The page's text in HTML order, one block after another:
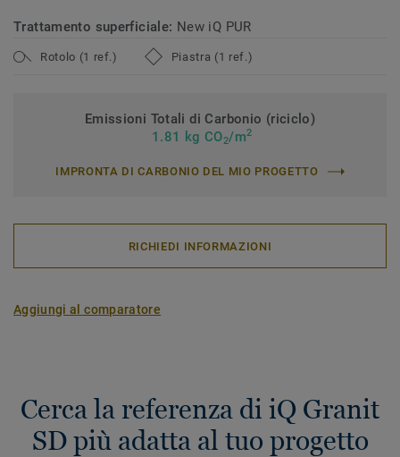
Trattamento superficiale: New iQ PUR
Rotolo (1 ref.) Piastra (1 ref.)
Emissioni Totali di Carbonio (riciclo)
1.81 kg CO2/m2
IMPRONTA DI CARBONIO DEL MIO PROGETTO
RICHIEDI INFORMAZIONI
Aggiungi al comparatore
Cerca la referenza di iQ Granit
SD più adatta al tuo progetto